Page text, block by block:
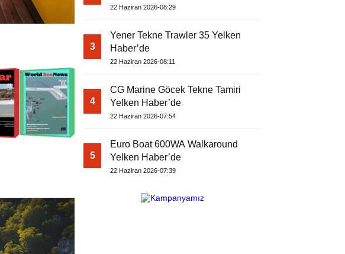
22 Haziran 2026-08:29
3
Yener Tekne Trawler 35 Yelken
Haber’de
22 Haziran 2026-08:11
4
CG Marine Göcek Tekne Tamiri
Yelken Haber’de
22 Haziran 2026-07:54
5
Euro Boat 600WA Walkaround
Yelken Haber’de
22 Haziran 2026-07:39